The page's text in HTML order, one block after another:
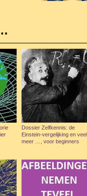
Dossier Zelfkennis: de
Einstein-vergelijking en veel
meer …, voor beginners